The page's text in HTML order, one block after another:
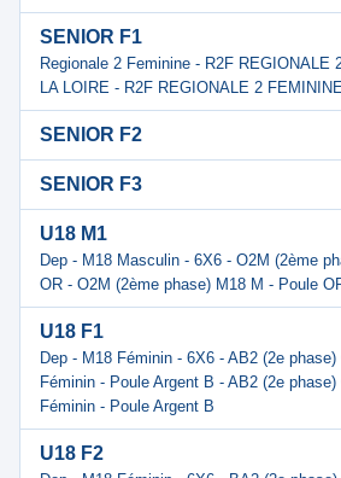
SENIOR F1
Regionale 2 Feminine - R2F REGIONALE
LA LOIRE - R2F REGIONALE 2
SENIOR F2
SENIOR F3
U18 M1
Dep - M18 Masculin - 6X6 - O2M (2ème
OR - O2M (2ème phase) M18 M - Poule
U18 F1
Dep - M18 Féminin - 6X6 - AB2 (2e
Féminin - Poule Argent B - AB2 (2e
Féminin - Poule Argent B
U18 F2